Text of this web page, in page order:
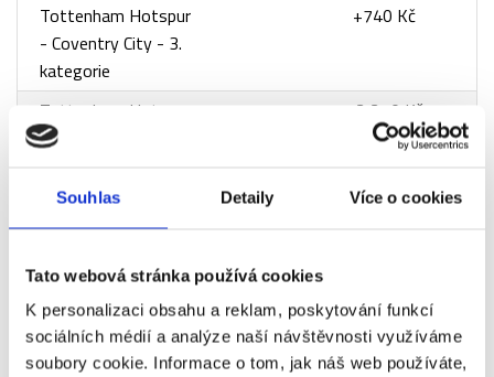
Souhlas Detaily Více o cookies
Tato webová stránka používá cookies
K personalizaci obsahu a reklam, poskytování funkcí
sociálních médií a analýze naší návštěvnosti využíváme
soubory cookie. Informace o tom, jak náš web používáte,
Tottenham Hotspur
- Coventry City - 3.
kategorie
+740 Kč
Tottenham Hotspur
- Coventry City - VIP
kategorie
+2 210 Kč
Tottenham Hotspur
Travel Club - 1.
kategorie
Tottenham Hotspur
+3 680 Kč